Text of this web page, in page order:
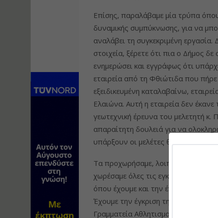
Επίσης, παραλάβαμε μία τρύπα
δυναμικής συμπύκνωσης, για να
αναλάβει τη συγκεκριμένη
στοιχεία, ξέρετε ότι πια ο Δήμος
ενημερώσει και εγγράφως ότι
εταιρεία από τη Φθιώτιδα που
εξειδικευμένη καταλαβαίνω,
Ελαιώνα. Αυτή η εταιρεία δεν
γεωτεχνική έρευνα του μελετητή κ.
απαραίτητη δουλειά για να
υπάρξουν οι μελέτες θεμελίωσης.
Τα προχωρήσαμε, λοιπόν, όλα αυτά,
χωρέσαμε όλες τις εγκαταστάσεις
όπου έχουμε και την έγκριση.
Έχουμε την έγκριση της
Γραμματεία Αθλητισμού. Θα